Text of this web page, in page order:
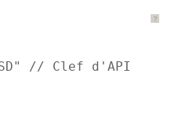
?
// Clef d'API